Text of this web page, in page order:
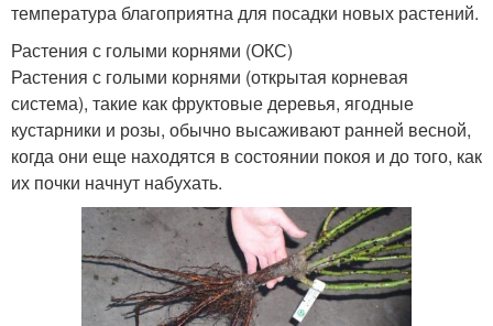
температура благоприятна для посадки новых растений.
Растения с голыми корнями (ОКС)
Растения с голыми корнями (открытая корневая
система), такие как фруктовые деревья, ягодные
кустарники и розы, обычно высаживают ранней весной,
когда они еще находятся в состоянии покоя и до того, как
их почки начнут набухать.